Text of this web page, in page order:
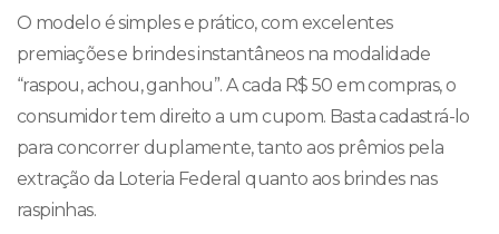
O modelo é simples e prático, com excelentes
premiações e brindes instantâneos na modalidade
“raspou, achou, ganhou”. A cada R$ 50 em compras, o
consumidor tem direito a um cupom. Basta cadastrá-lo
para concorrer duplamente, tanto aos prêmios pela
extração da Loteria Federal quanto aos brindes nas
raspinhas.